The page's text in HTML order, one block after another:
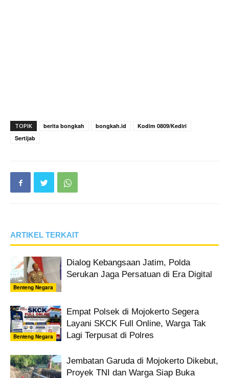
TOPIK berita bongkah bongkah.id
Kodim 0809/Kediri
Sertijab
ARTIKEL TERKAIT
Benteng Negara
Dialog Kebangsaan Jatim, Polda
Serukan Jaga Persatuan di Era Digital
Benteng Negara
Empat Polsek di Mojokerto Segera
Layani SKCK Full Online, Warga Tak
Lagi Terpusat di Polres
Jembatan Garuda di Mojokerto Dikebut,
Proyek TNI dan Warga Siap Buka